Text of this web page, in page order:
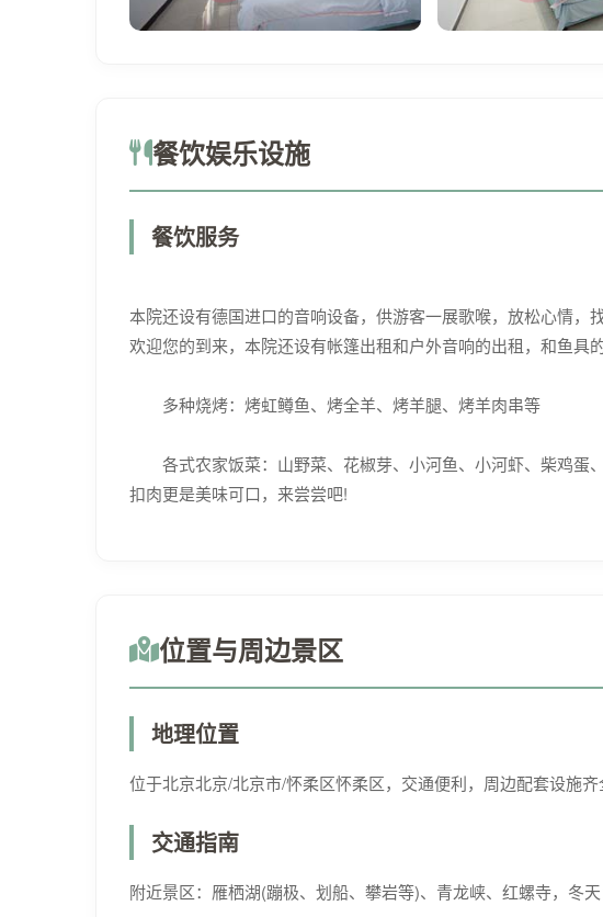
餐饮娱乐设施
餐饮服务
本院还设有德国进口的音响设备，供游客一展歌喉，放松心情，
欢迎您的到来，本院还设有帐篷出租和户外音响的出租，和鱼具
多种烧烤：烤虹鳟鱼、烤全羊、烤羊腿、烤羊肉串等
各式农家饭菜：山野菜、花椒芽、小河鱼、小河虾、柴鸡蛋
扣肉更是美味可口，来尝尝吧!
位置与周边景区
地理位置
位于北京北京/北京市/怀柔区怀柔区，交通便利，周边配套设施齐
交通指南
附近景区：雁栖湖(蹦极、划船、攀岩等)、青龙峡、红螺寺，冬